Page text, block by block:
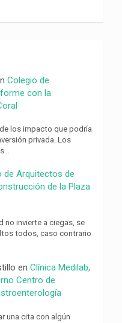
Colegio de
con la
los impacto que podría
privada. Los
de Arquitectos de
de la Plaza
no invierte a ciegas, se
todos, caso contrario
enClínica Medilab,
Centro de
una cita con algún